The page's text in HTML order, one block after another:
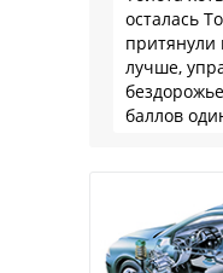
осталась
притянули
лучше,
баллов